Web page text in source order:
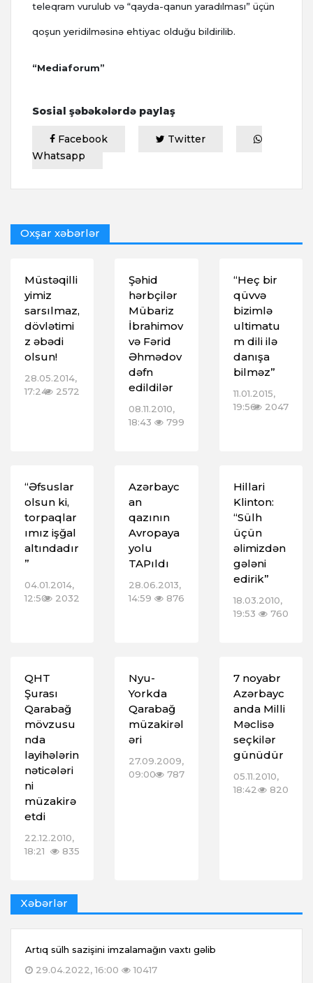
teleqram vurulub və “qayda-qanun yaradılması” üçün
qoşun yeridilməsinə ehtiyac olduğu bildirilib.
“Mediaforum”
Sosial şəbəkələrdə paylaş
Facebook
Twitter
Whatsapp
Oxşar xəbərlər
Müstəqilli
yimiz
sarsılmaz,
dövlətimi
z əbədi
olsun!
28.05.2014,
17:24
2572
Şəhid
hərbçilər
Mübariz
İbrahimov
və Fərid
Əhmədov
dəfn
edildilər
08.11.2010,
18:43
799
“Heç bir
qüvvə
bizimlə
ultimatu
m dili ilə
danışa
bilməz”
11.01.2015,
19:56 2047
“Əfsuslar
olsun ki,
torpaqlar
ımız işğal
altındadır
”
04.01.2014,
12:50
2032
Azərbayc
an
qazının
Avropaya
yolu
TAPıldı
28.06.2013,
14:59
876
Hillari
Klinton:
“Sülh
üçün
əlimizdən
gələni
edirik”
18.03.2010,
19:53
760
QHT
Şurası
Qarabağ
mövzusu
nda
layihələrin
nəticələri
ni
müzakirə
etdi
22.12.2010,
18:21
835
Nyu-
Yorkda
Qarabağ
müzakirəl
əri
27.09.2009,
09:00
787
7 noyabr
Azərbayc
anda Milli
Məclisə
seçkilər
günüdür
05.11.2010,
18:42
820
Xəbərlər
Artıq sülh sazişini imzalamağın vaxtı gəlib
29.04.2022, 16:00
10417